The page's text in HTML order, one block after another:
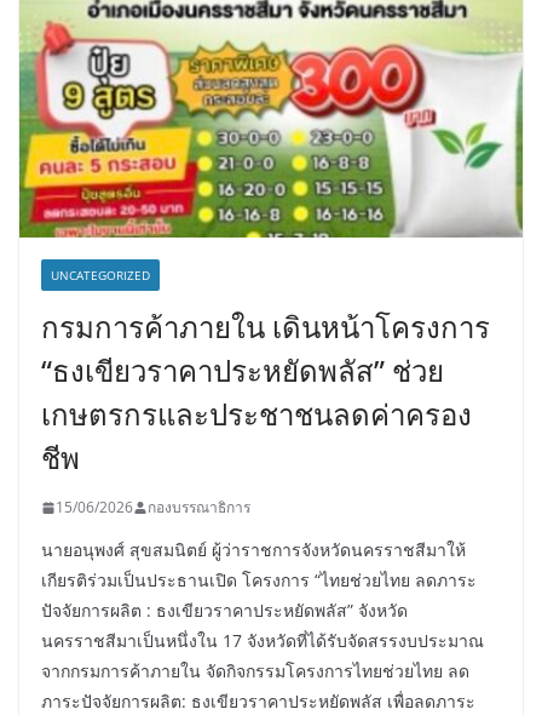
UNCATEGORIZED
กรมการค้าภายใน เดินหน้าโครงการ
“ธงเขียวราคาประหยัดพลัส” ช่วย
เกษตรกรและประชาชนลดค่าครอง
ชีพ
15/06/2026 กองบรรณาธิการ
นายอนุพงศ์ สุขสมนิตย์ ผู้ว่าราชการจังหวัดนครราชสีมาให้
เกียรติร่วมเป็นประธานเปิด โครงการ “ไทยช่วยไทย ลดภาระ
ปัจจัยการผลิต : ธงเขียวราคาประหยัดพลัส” จังหวัด
นครราชสีมาเป็นหนึ่งใน 17 จังหวัดที่ได้รับจัดสรรงบประมาณ
จากกรมการค้าภายใน จัดกิจกรรมโครงการไทยช่วยไทย ลด
ภาระปัจจัยการผลิต: ธงเขียวราคาประหยัดพลัส เพื่อลดภาระ